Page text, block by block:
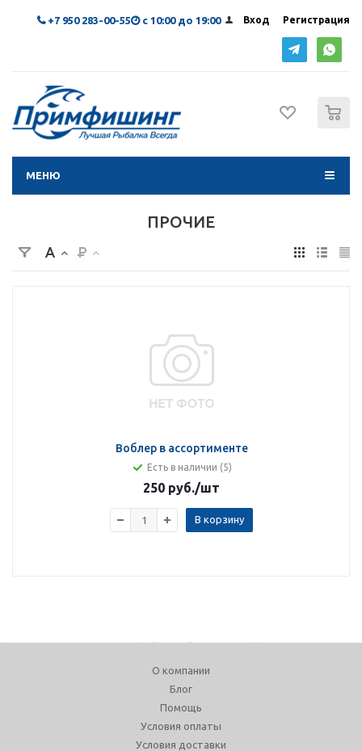
Вход Регистрация
+7 950 283-00-55 с 10:00 до 19:00
МЕНЮ
ПРОЧИЕ
Воблер в ассортименте
Есть в наличии (5)
250 руб./шт
В корзину
О компании
Блог
Помощь
Условия оплаты
Условия доставки